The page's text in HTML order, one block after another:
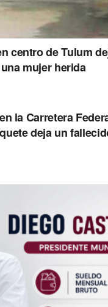
su momento los
de Tulum,
10 amparos porque
aspectos, aunado a
sin hacerse una
tiene muchos
Urbanos
centro de Tulum
mujer herida
la Carretera
deja un